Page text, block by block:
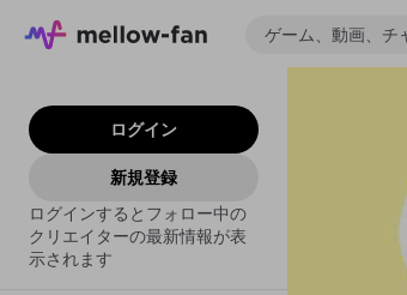
ログイン
新規登録
ログインするとフォロー中の
クリエイターの最新情報が表
示されます